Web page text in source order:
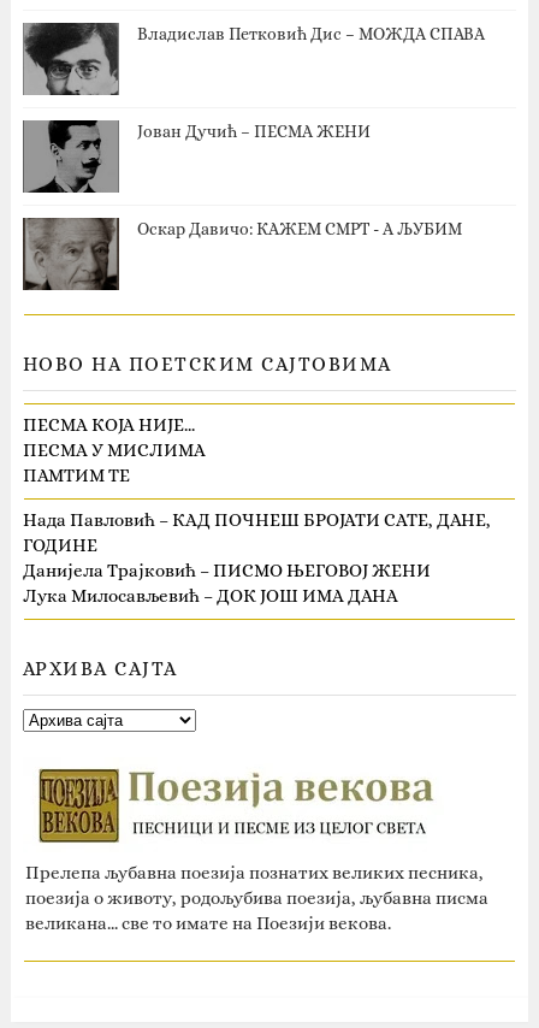
Владислав Петковић Дис – МОЖДА СПАВА
Јован Дучић – ПЕСМА ЖЕНИ
Оскар Давичо‎: КАЖЕМ СМРТ - А ЉУБИМ
НОВО НА ПОЕТСКИМ САЈТОВИМА
ПЕСМА КОЈА НИЈЕ…
ПЕСМА У МИСЛИМА
ПАМТИМ ТЕ
Нада Павловић – КАД ПОЧНЕШ БРОЈАТИ САТЕ, ДАНЕ,
ГОДИНЕ
Данијела Трајковић – ПИСМО ЊЕГОВОЈ ЖЕНИ
Лука Милосављевић – ДОК ЈОШ ИМА ДАНА
АРХИВА САЈТА
Прелепа љубавна поезија познатих великих песника,
поезија о животу, родољубива поезија, љубавна писма
великана... све то имате на Поезији векова.